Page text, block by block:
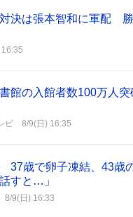
対決は張本智和に軍配
館の入館者数100万人
ビ 8/9(日) 16:35
37歳で卵子凍結、43歳
すと…」
8/9(日) 16:33